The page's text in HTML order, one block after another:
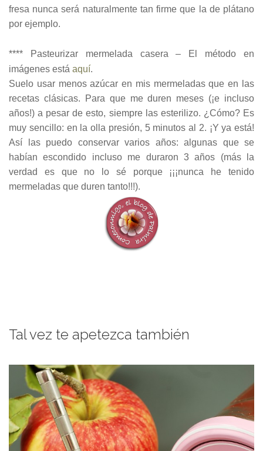
fresa nunca será naturalmente tan firme que la de plátano
por ejemplo.
**** Pasteurizar mermelada casera – El método en
imágenes está aquí.
Suelo usar menos azúcar en mis mermeladas que en las
recetas clásicas. Para que me duren meses (¡e incluso
años!) a pesar de esto, siempre las esterilizo. ¿Cómo? Es
muy sencillo: en la olla presión, 5 minutos al 2. ¡Y ya está!
Así las puedo conservar varios años: algunas que se
habían escondido incluso me duraron 3 años (más la
verdad es que no lo sé porque ¡¡¡nunca he tenido
mermeladas que duren tanto!!!).
Tal vez te apetezca también